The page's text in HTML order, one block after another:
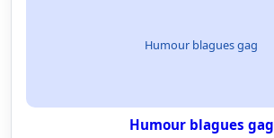
Humour blagues gag
Humour blagues gag